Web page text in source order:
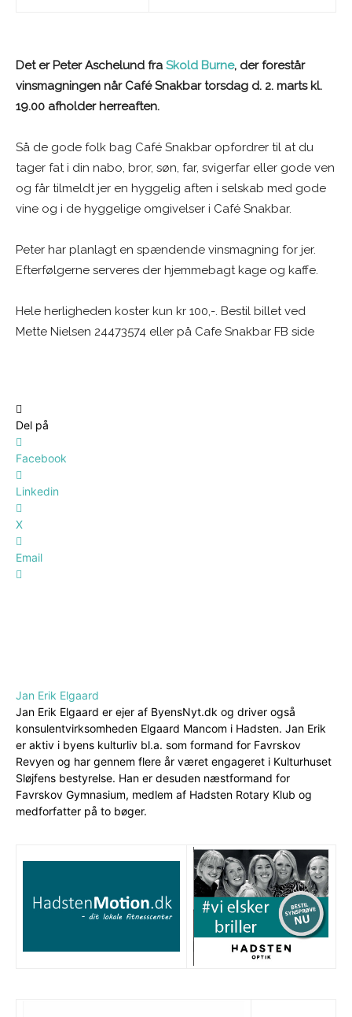
Det er Peter Aschelund fra Skold Burne, der forestår
vinsmagningen når Café Snakbar torsdag d. 2. marts kl.
19.00 afholder herreaften.
Så de gode folk bag Café Snakbar opfordrer til at du
tager fat i din nabo, bror, søn, far, svigerfar eller gode ven
og får tilmeldt jer en hyggelig aften i selskab med gode
vine og i de hyggelige omgivelser i Café Snakbar.
Peter har planlagt en spændende vinsmagning for jer.
Efterfølgerne serveres der hjemmebagt kage og kaffe.
Hele herligheden koster kun kr 100,-. Bestil billet ved
Mette Nielsen 24473574 eller på Cafe Snakbar FB side
Del på
Facebook
Linkedin
X
Email
Jan Erik Elgaard
Jan Erik Elgaard er ejer af ByensNyt.dk og driver også
konsulentvirksomheden Elgaard Mancom i Hadsten. Jan Erik
er aktiv i byens kulturliv bl.a. som formand for Favrskov
Revyen og har gennem flere år været engageret i Kulturhuset
Sløjfens bestyrelse. Han er desuden næstformand for
Favrskov Gymnasium, medlem af Hadsten Rotary Klub og
medforfatter på to bøger.